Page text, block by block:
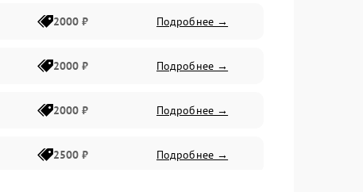
2000 ₽ Подробнее →
2000 ₽ Подробнее →
2000 ₽ Подробнее →
2500 ₽ Подробнее →